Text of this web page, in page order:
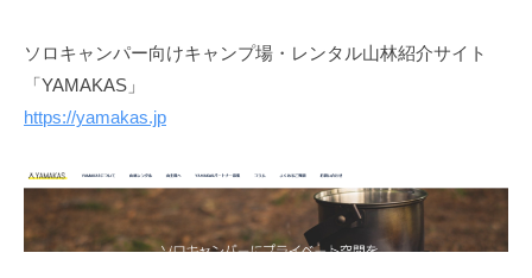
ソロキャンパー向けキャンプ場・レンタル山林紹介サイト
「YAMAKAS」
https://yamakas.jp